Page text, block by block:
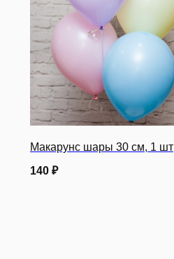
Макарунс шары 30 см, 1 шт
140 ₽